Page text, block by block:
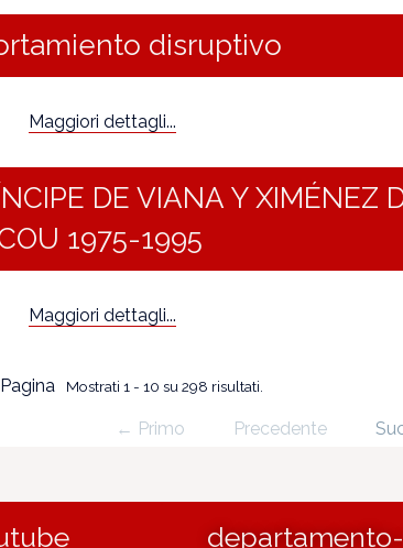
disruptivo
Maggiori dettagli...
DE VIANA Y XIMÉNEZ
1975-1995
Maggiori dettagli...
Mostrati 1 - 10 su 298 risultati.
← Primo Precedente